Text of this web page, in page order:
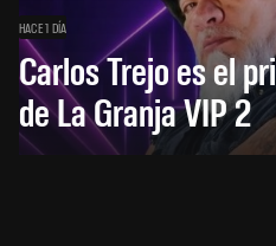
HACE 1 DÍA
Carlos Trejo es el
de La Granja VIP 2